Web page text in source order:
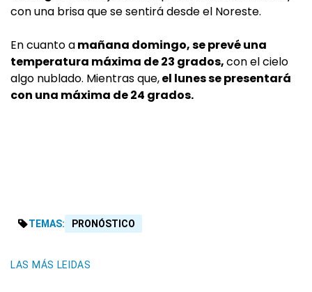
con una brisa que se sentirá desde el Noreste.
En cuanto amañana domingo, se prevé una
temperatura máxima de 23 grados,con el cielo
algo nublado. Mientras que,el lunes se presentará
con una máxima de 24 grados.
TEMAS: PRONÓSTICO
LAS MÁS LEIDAS